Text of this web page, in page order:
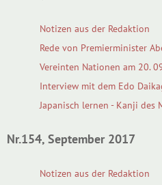
Notizen aus der Redaktion
Rede von Premierminister
Vereinten Nationen am 20.
Interview mit dem Edo
Japanisch lernen - Kanji des
Nr.154, September 2017
Notizen aus der Redaktion